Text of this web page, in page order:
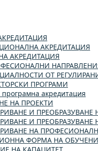
АКРЕДИТАЦИЯ
АКРЕДИТАЦИЯ
ОТ
ПРОГРАМИ
програмна акредитация
НА ПРОЕКТИ
И
И
НА
ФОРМА НА